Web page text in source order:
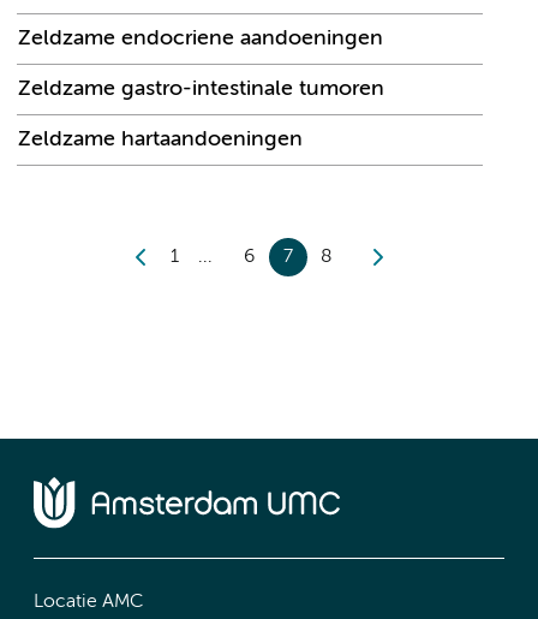
Zeldzame endocriene aandoeningen
Zeldzame gastro-intestinale tumoren
Zeldzame hartaandoeningen
1 6 7 8
Locatie AMC